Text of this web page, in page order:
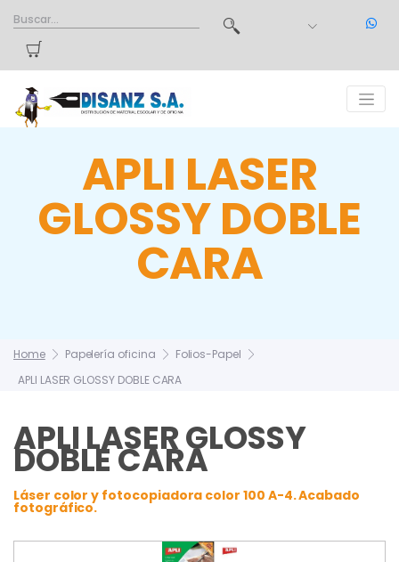
APLI LASER
GLOSSY DOBLE
CARA
Home Papelería oficina
Folios-Papel
APLI LASER GLOSSY DOBLE CARA
APLI LASER GLOSSY
DOBLE CARA
Láser color y fotocopiadora color 100 A-4. Acabado
fotográfico.